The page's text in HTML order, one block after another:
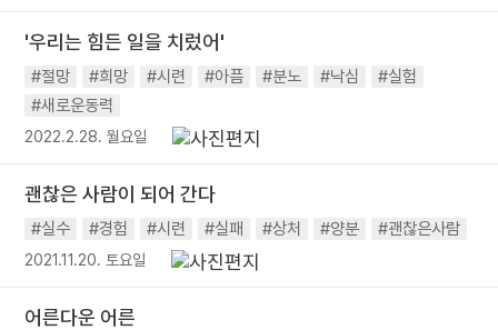
'우리는 힘든 일을 치렀어'
#절망 #희망 #시련 #아픔 #분노 #낙심
#실험
#새로운동력
2022.2.28. 월요일
괜찮은 사람이 되어 간다
#실수 #경험 #시련 #실패 #상처 #양분 #괜찮은사람
2021.11.20. 토요일
어른다운 어른